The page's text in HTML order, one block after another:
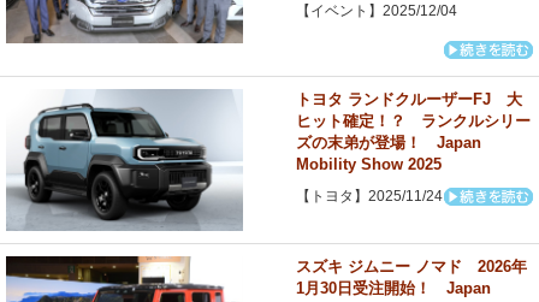
【イベント】2025/12/04
トヨタ ランドクルーザーFJ 大
ヒット確定！？ ランクルシリー
ズの末弟が登場！ Japan
Mobility Show 2025
【トヨタ】2025/11/24
スズキ ジムニー ノマド 2026年
1月30日受注開始！ Japan